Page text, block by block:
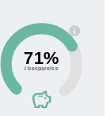
i
71%
i besparelse
savings